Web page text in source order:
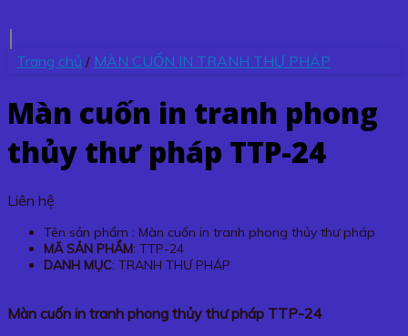
Trang chủ / MÀN CUỐN IN TRANH THƯ PHÁP
Màn cuốn in tranh phong
thủy thư pháp TTP-24
Liên hệ
Tên sản phẩm : Màn cuốn in tranh phong thủy thư pháp
MÃ SẢN PHẨM: TTP-24
DANH MỤC: TRANH THƯ PHÁP
Màn cuốn in tranh phong thủy thư pháp TTP-24